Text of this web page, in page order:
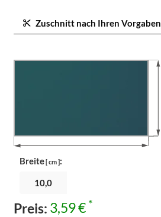
Zuschnitt nach Ihren Vorgaben
Breite[ cm ]:
Preis: 3,59 € *